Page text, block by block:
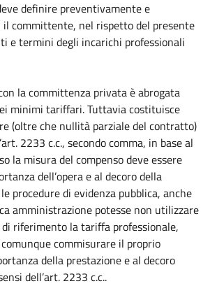
definire preventivamente e
il committente, nel rispetto del presente
e termini degli incarichi professionali
la committenza privata è abrogata
minimi tariffari. Tuttavia costituisce
(oltre che nullità parziale del contratto)
2233 c.c., secondo comma, in base al
la misura del compenso deve essere
dell’opera e al decoro della
le procedure di evidenza pubblica, anche
amministrazione potesse non utilizzare
riferimento la tariffa professionale,
comunque commisurare il proprio
della prestazione e al decoro
dell’art. 2233 c.c..